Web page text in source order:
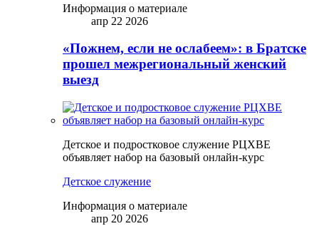
Информация о материале
апр 22 2026
«Пожнем, если не ослабеем»: в Братске
прошел межрегиональный женский
выезд
Детское и подростковое служение РЦХВЕ
объявляет набор на базовый онлайн-курс
Детское служение
Информация о материале
апр 20 2026